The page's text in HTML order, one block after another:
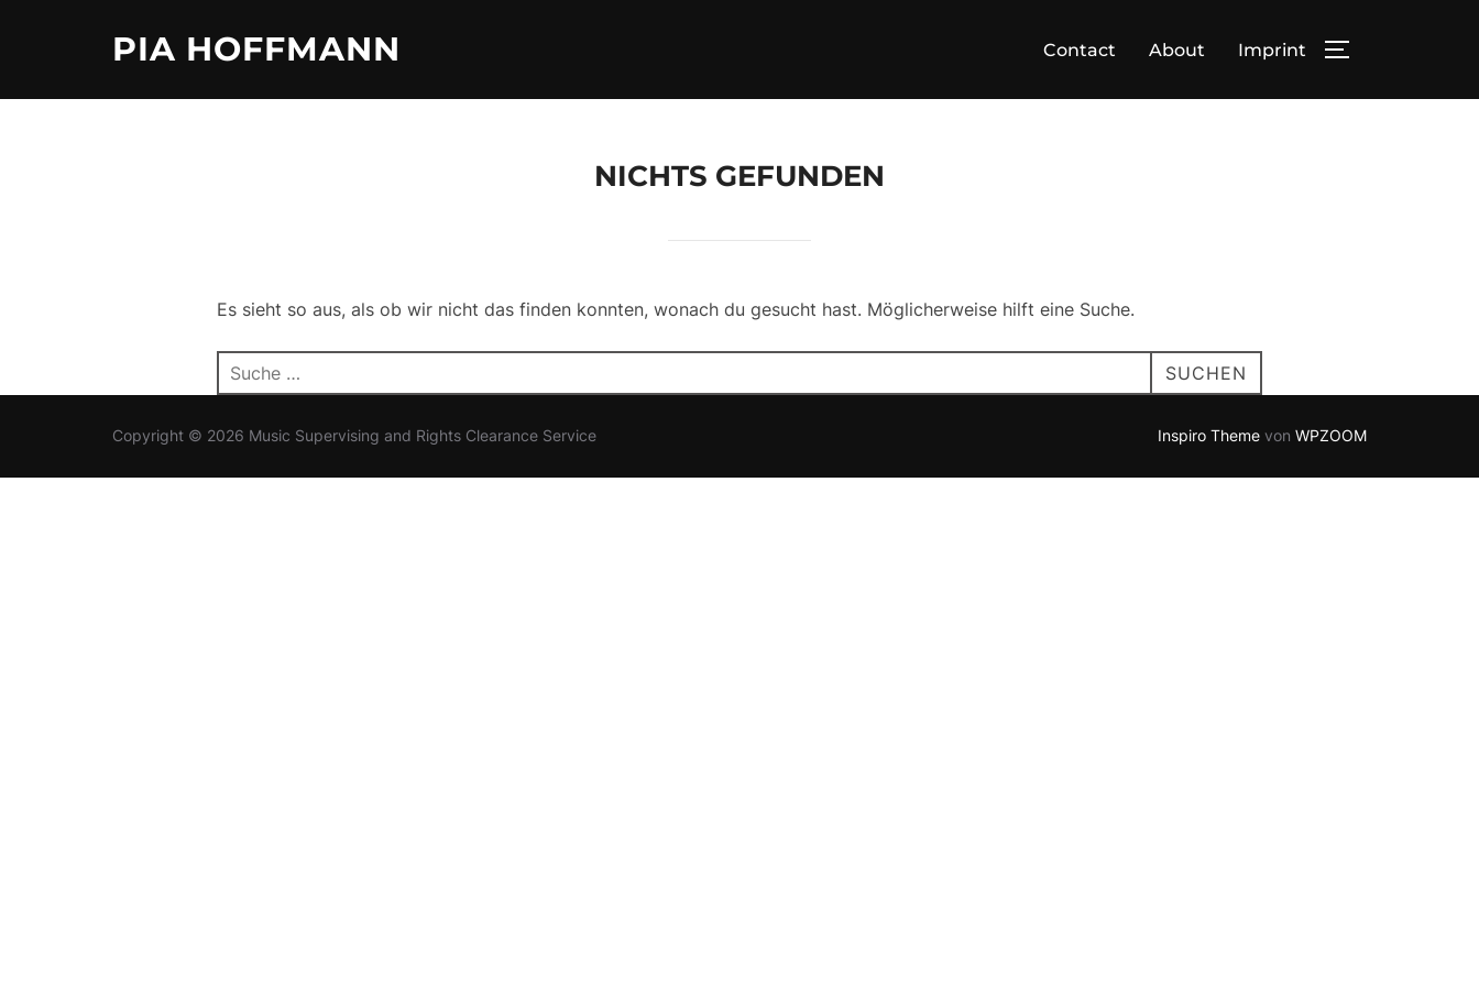
PIA HOFFMANN Contact About Imprint
NICHTS GEFUNDEN
Es sieht so aus, als ob wir nicht das finden konnten, wonach du gesucht hast. Möglicherweise hilft eine Suche.
Suchen
nach:
SUCHEN
Copyright © 2026 Music Supervising and Rights Clearance Service Inspiro Theme von WPZOOM